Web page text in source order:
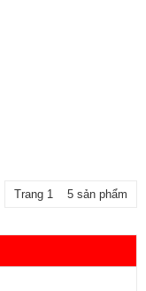
Trang 1 5 sản phẩm